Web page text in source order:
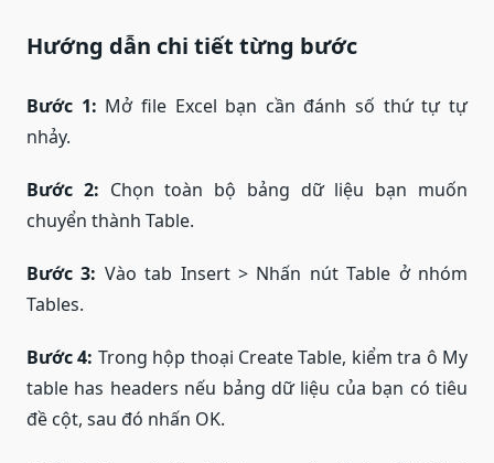
Hướng dẫn chi tiết từng bước
Bước 1: Mở file Excel bạn cần đánh số thứ tự tự
nhảy.
Bước 2: Chọn toàn bộ bảng dữ liệu bạn muốn
chuyển thành Table.
Bước 3: Vào tab Insert > Nhấn nút Table ở nhóm
Tables.
Bước 4: Trong hộp thoại Create Table, kiểm tra ô My
table has headers nếu bảng dữ liệu của bạn có tiêu
đề cột, sau đó nhấn OK.